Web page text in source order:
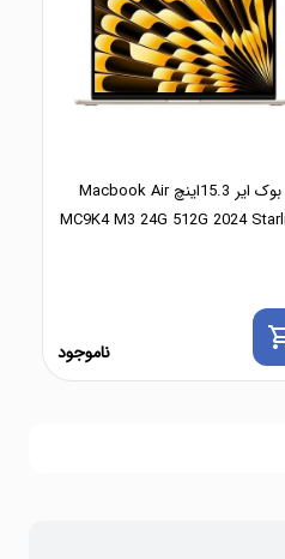
مک بوک ایر 15.3اینچ Macbook Air
MC9K4 M3 24G 512G 2024
ناموجود